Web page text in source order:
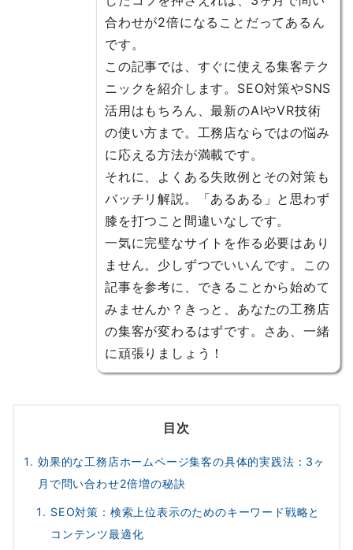
合わせが2倍になることだってあるん
です。
この記事では、すぐに使える集客テク
ニックを紹介します。SEO対策やSNS
活用はもちろん、最新のAIやVR技術
の使い方まで。工務店ならではの悩み
に応える方法が満載です。
それに、よくある失敗例とその対策も
バッチリ解説。「あるある」と思わず
膝を打つこと間違いなしです。
一気に完璧なサイトを作る必要はあり
ません。少しずつでいいんです。この
記事を参考に、できることから始めて
みませんか？きっと、あなたの工務店
の集客が変わるはずです。さあ、一緒
に頑張りましょう！
目次
効果的な工務店ホームページ集客の具体的実践法：3ヶ
月で問い合わせ2倍増の秘訣
SEO対策：検索上位表示のためのキーワード戦略と
コンテンツ最適化